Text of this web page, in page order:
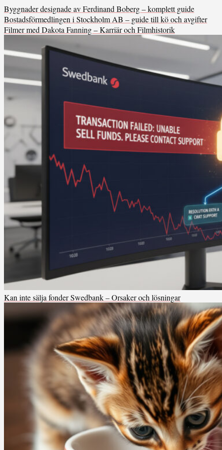
Byggnader designade av Ferdinand Boberg – komplett guide
Bostadsförmedlingen i Stockholm AB – guide till kö och avgifter
Filmer med Dakota Fanning – Karriär och Filmhistorik
Kan inte sälja fonder Swedbank – Orsaker och lösningar